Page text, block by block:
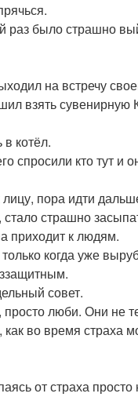
было страшно
на встречу
взять сувенирную
котёл.
спросили кто тут и
пора идти
страшно
приходит к людям.
когда уже
совет.
люби. Они не
во время страха
от страха